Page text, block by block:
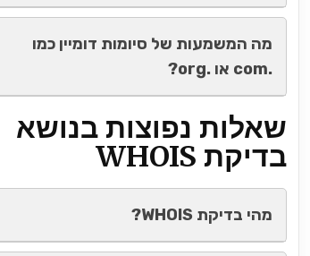
מה המשמעות של סיומות דומיין כמו
.com או .org?
שאלות נפוצות בנושא
בדיקת WHOIS
מהי בדיקת WHOIS?